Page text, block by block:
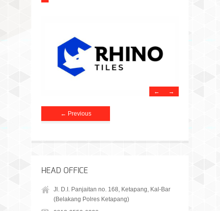
← →
← Previous
HEAD OFFICE
Jl. D.I. Panjaitan no. 168, Ketapang, Kal-Bar
(Belakang Polres Ketapang)